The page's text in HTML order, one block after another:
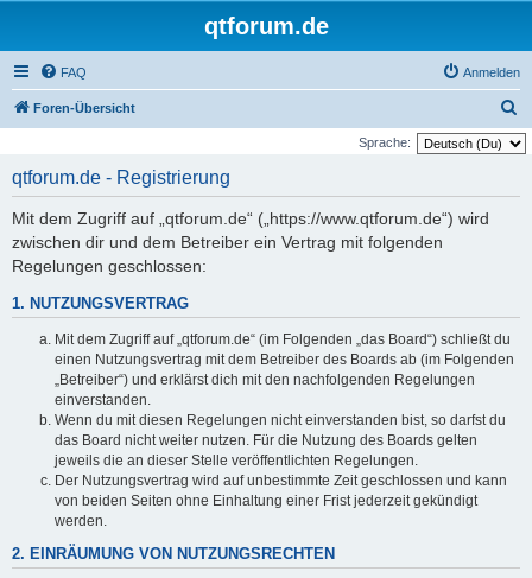
qtforum.de
FAQ Anmelden
Foren-Übersicht
u
Sprache:
qtforum.de - Registrierung
Mit dem Zugriff auf „qtforum.de“ („https://www.qtforum.de“) wird
zwischen dir und dem Betreiber ein Vertrag mit folgenden
Regelungen geschlossen:
1. NUTZUNGSVERTRAG
Mit dem Zugriff auf „qtforum.de“ (im Folgenden „das Board“) schließt du
einen Nutzungsvertrag mit dem Betreiber des Boards ab (im Folgenden
„Betreiber“) und erklärst dich mit den nachfolgenden Regelungen
einverstanden.
Wenn du mit diesen Regelungen nicht einverstanden bist, so darfst du
das Board nicht weiter nutzen. Für die Nutzung des Boards gelten
jeweils die an dieser Stelle veröffentlichten Regelungen.
Der Nutzungsvertrag wird auf unbestimmte Zeit geschlossen und kann
von beiden Seiten ohne Einhaltung einer Frist jederzeit gekündigt
werden.
2. EINRÄUMUNG VON NUTZUNGSRECHTEN